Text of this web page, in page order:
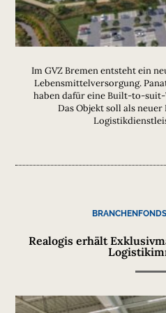
Im GVZ Bremen entsteht ein
Lebensmittelversorgung.
haben dafür eine Built-to-suit-
Das Objekt soll als
BRANCHENFONDS
Realogis erhält